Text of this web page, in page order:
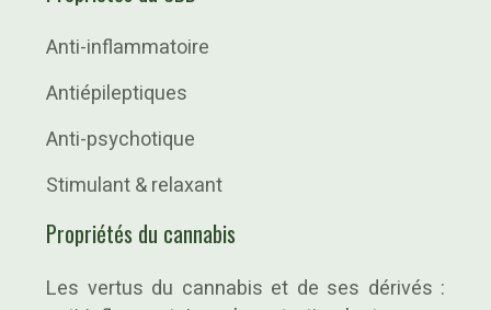
Anti-inflammatoire
Antiépileptiques
Anti-psychotique
Stimulant & relaxant
Propriétés du cannabis
Les vertus du cannabis et de ses dérivés :